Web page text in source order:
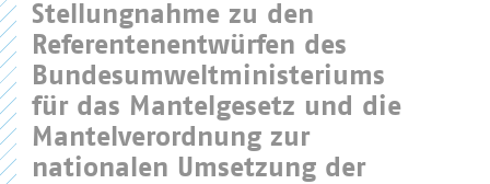
Stellungnahme zu den
Referentenentwürfen des
Bundesumweltministeriums
für das Mantelgesetz und die
Mantelverordnung zur
nationalen Umsetzung der